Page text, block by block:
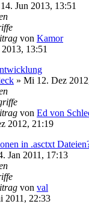
Jun 2013, 13:51
von Kamor
13:51
» Mi 12. Dez
von Ed von
2012, 21:19
in .asctxt
Jan 2011, 17:13
von val
2011, 22:33